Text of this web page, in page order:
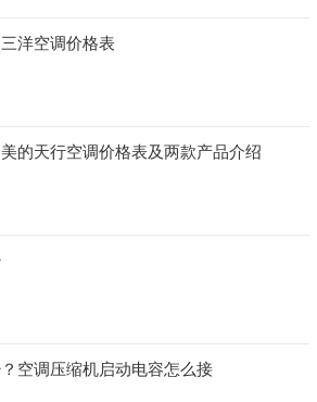
洋空调价格表
的天行空调价格表及两款产品介绍
空调压缩机启动电容怎么接